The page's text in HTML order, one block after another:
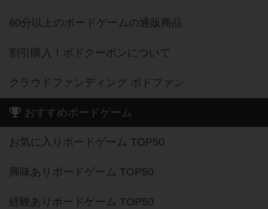
60分以上のボードゲームの通販商品
割引購入！ボドクーポンについて
クラウドファンディング ボドファン
おすすめボードゲーム
お気に入りボードゲーム TOP50
興味ありボードゲーム TOP50
経験ありボードゲーム TOP50